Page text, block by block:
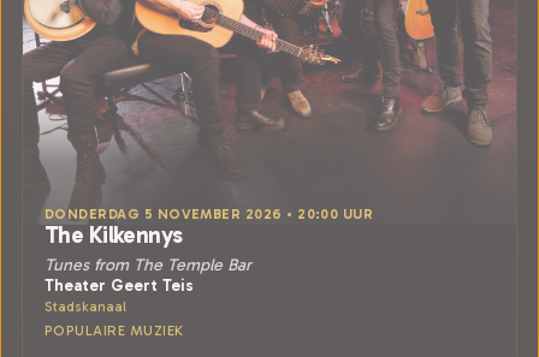
DONDERDAG 5 NOVEMBER 2026 • 20:00 UUR
The Kilkennys
Tunes from The Temple Bar
Theater Geert Teis
Stadskanaal
POPULAIRE MUZIEK